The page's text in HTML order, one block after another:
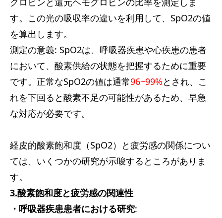
す。この光の吸収率の違いを利用して、SpO2の値
を算出します。
測定の意義: SpO2は、呼吸器疾患や心疾患の患者
において、酸素供給の状態を把握するために重要
です。正常なSpO2の値は通常96~99%とされ、こ
れを下回ると酸素不足の可能性があるため、早急
な対応が必要です。
経皮的酸素飽和度（SpO2）と疲労感の関係につい
ては、いくつかの研究が示唆するところがありま
す。
3.酸素飽和度と疲労感の関連性
・呼吸器疾患患者における研究: